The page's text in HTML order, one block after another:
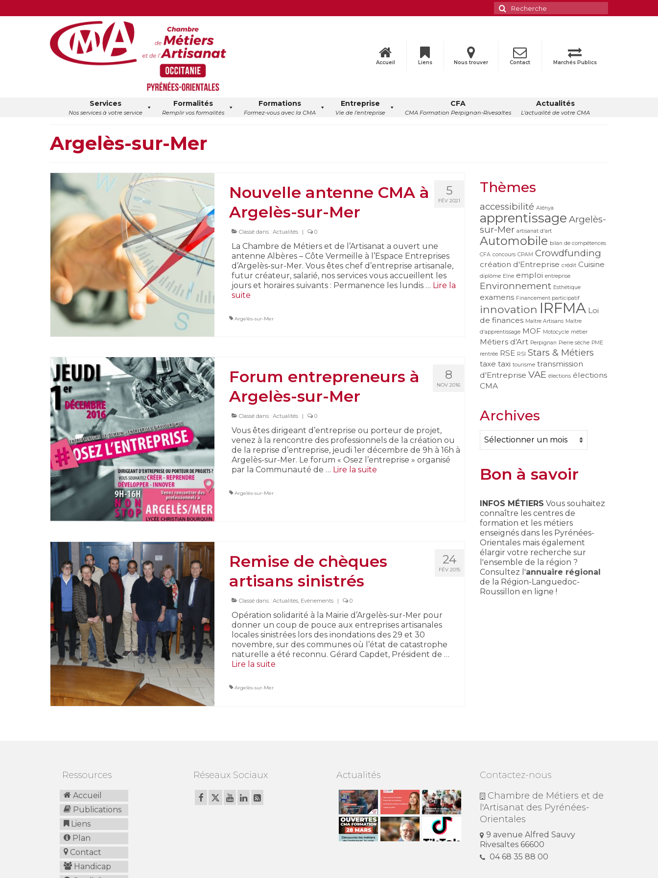
Rechercher
:
Accueil Liens Nous trouver Contact Marchés Publics
Services
Nos services à votre service
Formalités
Remplir vos formalités
Formations
Formez-vous avec la CMA
Entreprise
Vie de l’entreprise
CFA
CMA Formation Perpignan-Rivesaltes
Actualités
L’actualité de votre CMA
Argelès-sur-Mer
5
FÉV 2021
Nouvelle antenne CMA à
Argelès-sur-Mer
Classé dans : Actualités | 0
La Chambre de Métiers et de l’Artisanat a ouvert une
antenne Albères – Côte Vermeille à l’Espace Entreprises
d’Argelès-sur-Mer. Vous êtes chef d’entreprise artisanale,
futur créateur, salarié, nos services vous accueillent les
jours et horaires suivants : Permanence les lundis … Lire la
suite­­
Argelès-sur-Mer
8
NOV 2016
Forum entrepreneurs à
Argelès-sur-Mer
Classé dans : Actualités | 0
Vous êtes dirigeant d’entreprise ou porteur de projet,
venez à la rencontre des professionnels de la création ou
de la reprise d’entreprise, jeudi 1er décembre de 9h à 16h à
Argelès-sur-Mer. Le forum « Osez l’entreprise » organisé
par la Communauté de … Lire la suite­­
Argelès-sur-Mer
24
FÉV 2015
Remise de chèques
artisans sinistrés
Classé dans : Actualités, Evénements | 0
Opération solidarité à la Mairie d’Argelès-sur-Mer pour
donner un coup de pouce aux entreprises artisanales
locales sinistrées lors des inondations des 29 et 30
novembre, sur des communes où l’état de catastrophe
naturelle a été reconnu. Gérard Capdet, Président de …
Lire la suite­­
Argelès-sur-Mer
Thèmes
accessibilité Alénya
apprentissage Argelès-
sur-Mer artisanat d'art
Automobile bilan de compétences
CFA concours CPAM Crowdfunding
création d'Entreprise crédit Cuisine
diplôme Elne emploi entreprise
Environnement Esthétique
examens Financement participatif
innovation IRFMA Loi
de finances Maître Artisans Maître
d'apprentissage MOF Motocycle métier
Métiers d'Art Perpignan Pierre sèche PME
rentrée RSE RSI Stars & Métiers
taxe taxi tourisme transmission
d'Entreprise VAE élections élections
CMA
Archives
Archives
Bon à savoir
INFOS MÉTIERS Vous souhaitez
connaître les centres de
formation et les métiers
enseignés dans les Pyrénées-
Orientales mais également
élargir votre recherche sur
l'ensemble de la région ?
Consultez l'annuaire régional
de la Région-Languedoc-
Roussillon en ligne !
Ressources
Accueil
Publications
Liens
Plan
Contact
Handicap
Réseaux Sociaux Actualités
Contactez-nous
Chambre de Métiers et de
l'Artisanat des Pyrénées-
Orientales
9 avenue Alfred Sauvy
Rivesaltes 66600
04 68 35 88 00